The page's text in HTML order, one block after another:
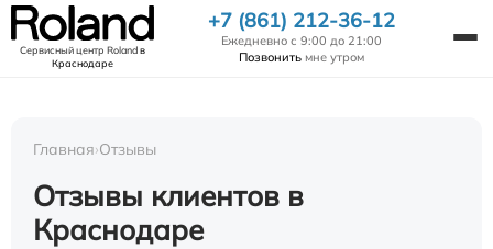
Сервисный центр Rolandв
Краснодаре
+7 (861) 212-36-12
Ежедневно с 9:00 до 21:00
Позвонить мне утром
Главная›Отзывы
Отзывы клиентов в
Краснодаре